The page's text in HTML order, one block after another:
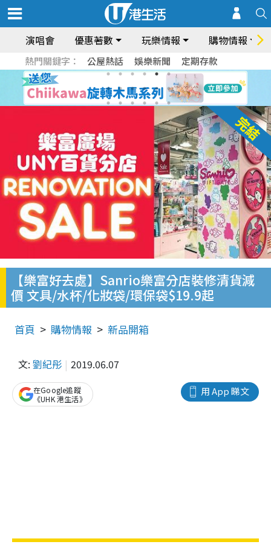
演唱會 優惠著數 玩樂情報 購物情報
熱門關鍵字： 公屋熱話 娛樂新聞 定期存款
【樂富好去處】Sanrio樂富分店裝修清貨減
價 文具/水杯/化妝袋/環保袋$19.9起
首頁 購物情報 新品開箱
文: 劉紀彤 2019.06.07
用 App 睇文
在Google追蹤
《UHK 港生活》